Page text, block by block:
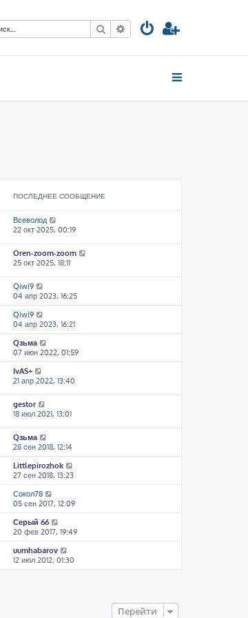
Поиск Расширенный поиск
ПОСЛЕДНЕЕ СООБЩЕНИЕ
Всеволод
22 окт 2025, 00:19
Oren-zoom-zoom
25 окт 2025, 18:11
Qiwi9
04 апр 2023, 16:25
Qiwi9
04 апр 2023, 16:21
Qзьма
07 июн 2022, 01:59
IvAS+
21 апр 2022, 13:40
gestor
18 июл 2021, 13:01
Qзьма
28 сен 2018, 12:14
Littlepirozhok
27 сен 2018, 13:23
Сокол78
05 сен 2017, 12:09
Серый 66
20 фев 2017, 19:49
uumhabarov
12 июл 2012, 01:30
Перейти